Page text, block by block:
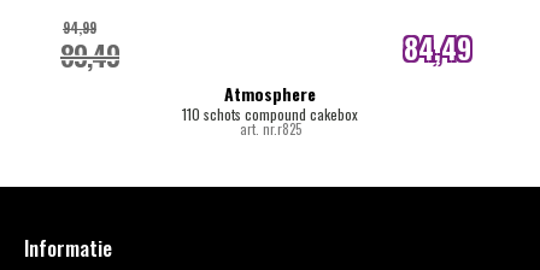
Atmosphere
110 schots compound cakebox
art. nr.r825
89,49
94,99 84,49
internetprijs
Informatie